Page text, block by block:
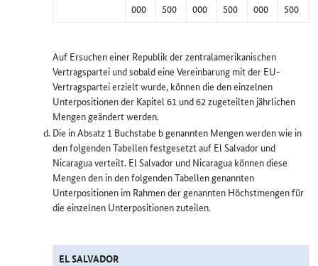
000
500
000
500
000
500
Auf Ersuchen einer Republik der zentralamerikanischen
Vertragspartei und sobald eine Vereinbarung mit der EU-
Vertragspartei erzielt wurde, können die den einzelnen
Unterpositionen der Kapitel 61 und 62 zugeteilten jährlichen
Mengen geändert werden.
Die in Absatz 1 Buchstabe b genannten Mengen werden wie in
den folgenden Tabellen festgesetzt auf El Salvador und
Nicaragua verteilt. El Salvador und Nicaragua können diese
Mengen den in den folgenden Tabellen genannten
Unterpositionen im Rahmen der genannten Höchstmengen für
die einzelnen Unterpositionen zuteilen.
EL SALVADOR